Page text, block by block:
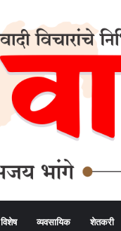
विशेष व्यवसायिक शेतकरी